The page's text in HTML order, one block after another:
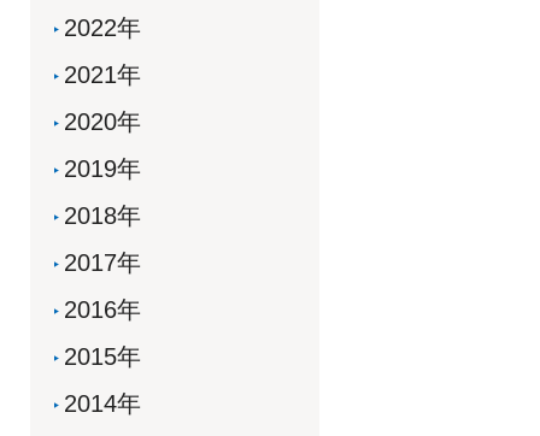
2022年
2021年
2020年
2019年
2018年
2017年
2016年
2015年
2014年